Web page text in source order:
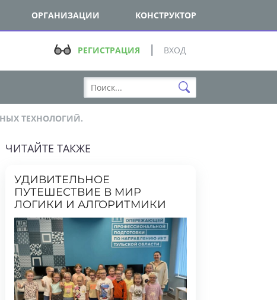
ОРГАНИЗАЦИИ КОНСТРУКТОР
РЕГИСТРАЦИЯ ВХОД
ТЕХНОЛОГИЙ.
ЧИТАЙТЕ ТАКЖЕ
УДИВИТЕЛЬНОЕ
ПУТЕШЕСТВИЕ В МИР
ЛОГИКИ И АЛГОРИТМИКИ